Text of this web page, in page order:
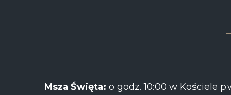
Msza Święta: o godz. 10:00 w Kościele